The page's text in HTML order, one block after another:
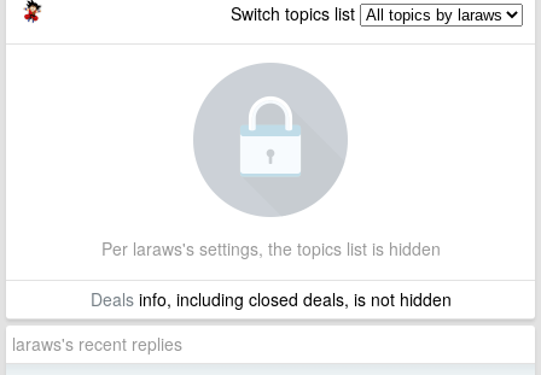
Switch topics list
Per laraws's settings, the topics list is hidden
Dealsinfo, including closed deals, is not hidden
laraws's recent replies